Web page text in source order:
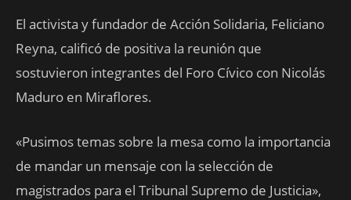
El activista y fundador de Acción Solidaria, Feliciano
Reyna, calificó de positiva la reunión que
sostuvieron integrantes del Foro Cívico con Nicolás
Maduro en Miraflores.
«Pusimos temas sobre la mesa como la importancia
de mandar un mensaje con la selección de
magistrados para el Tribunal Supremo de Justicia»,